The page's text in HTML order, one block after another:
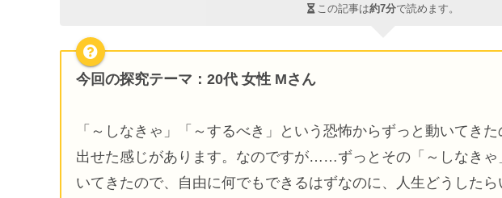
この記事は約7分で読めます。
今回の探究テーマ：20代 女性 Mさん
「～しなきゃ」「～するべき」という恐怖からずっと動いてき
出せた感じがあります。なのですが……ずっとその「～しなきゃ
いてきたので、自由に何でもできるはずなのに、人生どうした